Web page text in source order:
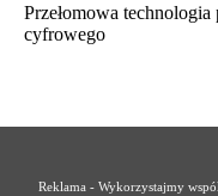
Przełomowa
cyfrowego
Reklama - Wykorzystajmy